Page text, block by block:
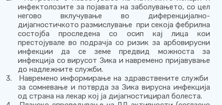
инфектолозите за појавата на заболувањето, со цел
негово вклучување во диференцијално-
дијагностичкото размислување при секоја фебрилна
состојба проследена со осип кај лица кои
престојувале во подрачја со ризик за арбовирусни
инфекции да се земе предвид можноста за
инфекција со вирусот Зика и навремено пријавување
до надлежните служби.
3.
Навремено информирање на здравствените служби
за сомневање и потврда за Зика вирусна инфекција
од страна на лекар кој ја дијагностицирал болеста.